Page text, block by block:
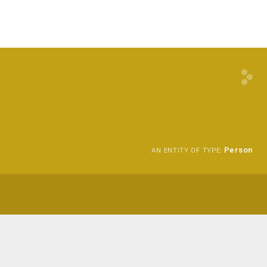
AN ENTITY OF TYPE: Person